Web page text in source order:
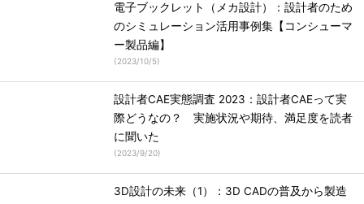
電子ブックレット（メカ設計）：設計者のため
のシミュレーション活用事例集【コンシューマ
ー製品編】
(2023/10/5)
設計者CAE実態調査 2023：設計者CAEって実
際どうなの？ 実施状況や期待、満足度を読者
に聞いた
(2023/9/20)
3D設計の未来（1）：3D CADの普及から製造